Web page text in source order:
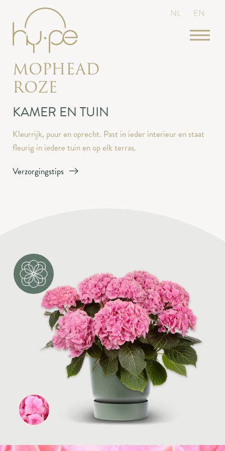
NL EN
MOPHEAD
ROZE
KAMER EN TUIN
Kleurrijk, puur en oprecht. Past in ieder interieur en staat
fleurig in iedere tuin en op elk terras.
Verzorgingstips